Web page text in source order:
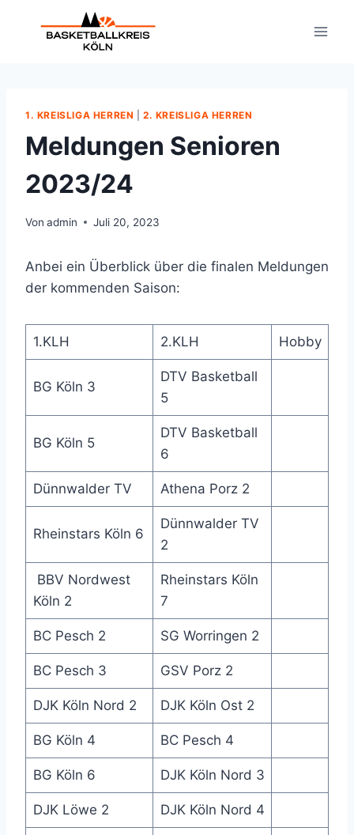
1. KREISLIGA HERREN |2. KREISLIGA HERREN
Meldungen Senioren
2023/24
Von admin Juli 20, 2023
Anbei ein Überblick über die finalen Meldungen
der kommenden Saison:
1.KLH 2.KLH Hobby
BG Köln 3
DTV Basketball
5
BG Köln 5
DTV Basketball
6
Dünnwalder TV Athena Porz 2
Rheinstars Köln 6
Dünnwalder TV
2
BBV Nordwest
Köln 2
Rheinstars Köln
7
BC Pesch 2 SG Worringen 2
BC Pesch 3 GSV Porz 2
DJK Köln Nord 2 DJK Köln Ost 2
BG Köln 4 BC Pesch 4
BG Köln 6 DJK Köln Nord 3
DJK Löwe 2 DJK Köln Nord 4